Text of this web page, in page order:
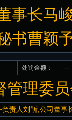
事长马
书曹颖
处罚金额： --
管理委
责人刘靳,公司董事